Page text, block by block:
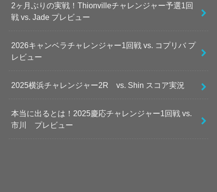
2ヶ月ぶりの実戦！Thionvilleチャレンジャー予選1回
戦 vs. Jade プレビュー
2026キャンベラチャレンジャー1回戦 vs. コプリバ プ
レビュー
2025横浜チャレンジャー2R vs. Shin スコア実況
本当に出るとは！2025慶応チャレンジャー1回戦 vs.
市川 プレビュー